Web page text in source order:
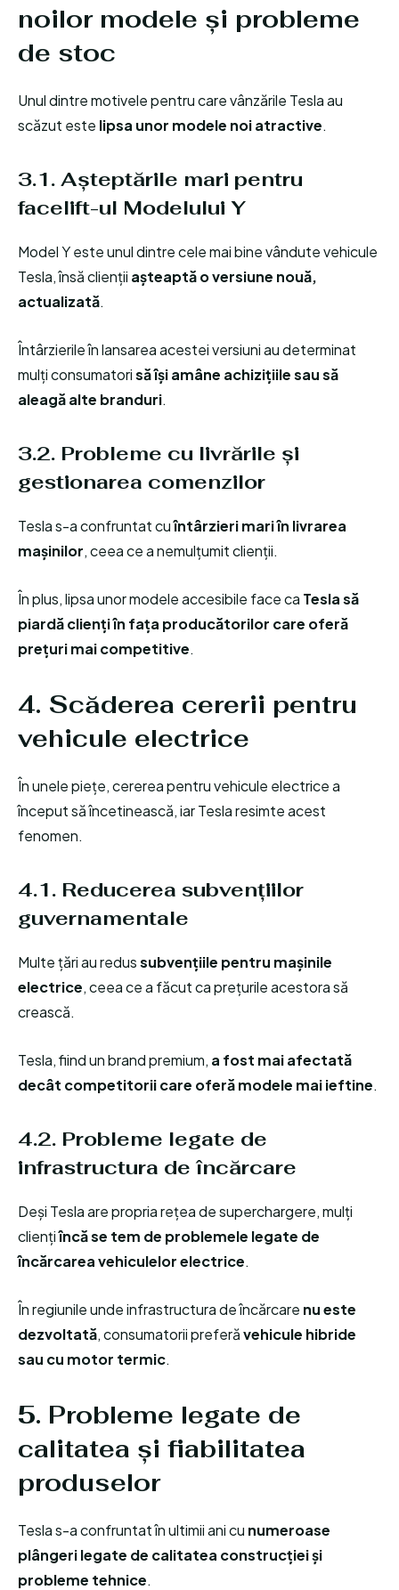
noilor modele și probleme
de stoc
Unul dintre motivele pentru care vânzările Tesla au
scăzut este lipsa unor modele noi atractive.
3.1. Așteptările mari pentru
facelift-ul Modelului Y
Model Y este unul dintre cele mai bine vândute vehicule
Tesla, însă clienții așteaptă o versiune nouă,
actualizată.
Întârzierile în lansarea acestei versiuni au determinat
mulți consumatorisă își amâne achizițiile sau să
aleagă alte branduri.
3.2. Probleme cu livrările și
gestionarea comenzilor
Tesla s-a confruntat cuîntârzieri mari în livrarea
mașinilor, ceea ce a nemulțumit clienții.
În plus, lipsa unor modele accesibile face ca Tesla să
piardă clienți în fața producătorilor care oferă
prețuri mai competitive.
4. Scăderea cererii pentru
vehicule electrice
În unele piețe, cererea pentru vehicule electrice a
început să încetinească, iar Tesla resimte acest
fenomen.
4.1. Reducerea subvențiilor
guvernamentale
Multe țări au redussubvențiile pentru mașinile
electrice, ceea ce a făcut ca prețurile acestora să
crească.
Tesla, fiind un brand premium, a fost mai afectată
decât competitorii care oferă modele mai ieftine.
4.2. Probleme legate de
infrastructura de încărcare
Deși Tesla are propria rețea de superchargere, mulți
cliențiîncă se tem de problemele legate de
încărcarea vehiculelor electrice.
În regiunile unde infrastructura de încărcare nu este
dezvoltată, consumatorii preferăvehicule hibride
sau cu motor termic.
5. Probleme legate de
calitatea și fiabilitatea
produselor
Tesla s-a confruntat în ultimii ani cu numeroase
plângeri legate de calitatea construcției și
probleme tehnice.